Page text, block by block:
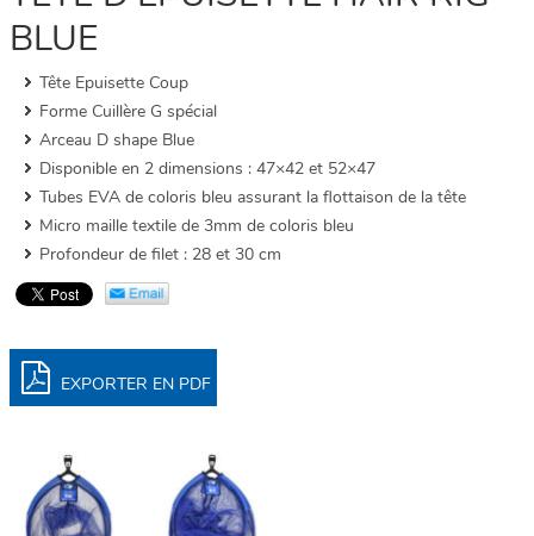
BLUE
Tête Epuisette Coup
Forme Cuillère G spécial
Arceau D shape Blue
Disponible en 2 dimensions : 47×42 et 52×47
Tubes EVA de coloris bleu assurant la flottaison de la tête
Micro maille textile de 3mm de coloris bleu
Profondeur de filet : 28 et 30 cm
EXPORTER EN PDF